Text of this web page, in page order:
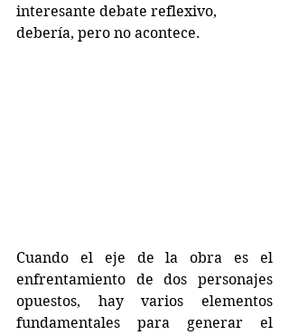
interesante debate reflexivo,
debería, pero no acontece.
Cuando el eje de la obra es el
enfrentamiento de dos personajes
opuestos, hay varios elementos
fundamentales para generar el